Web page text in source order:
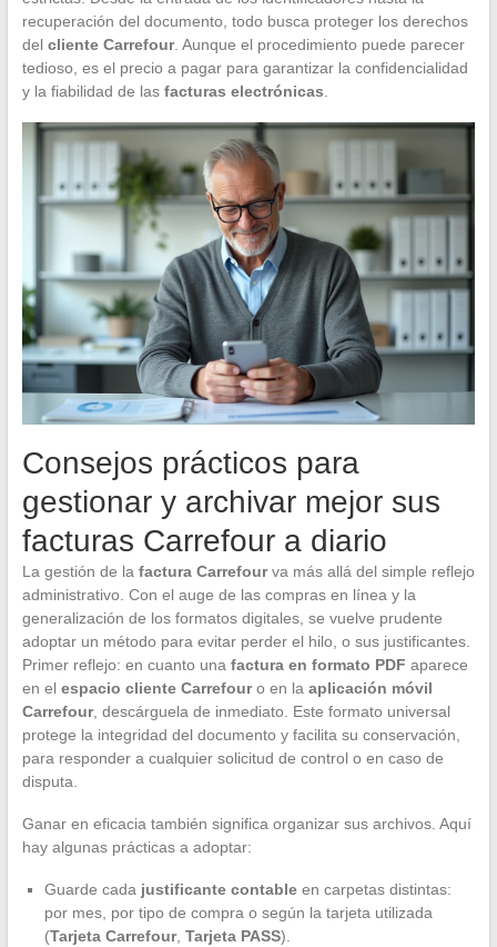
recuperación del documento, todo busca proteger los derechos
del cliente Carrefour. Aunque el procedimiento puede parecer
tedioso, es el precio a pagar para garantizar la confidencialidad
y la fiabilidad de las facturas electrónicas
Consejos prácticos para
gestionar y archivar mejor sus
facturas Carrefour a diario
La gestión de la factura Carrefourva más allá del simple reflejo
administrativo. Con el auge de las compras en línea y la
generalización de los formatos digitales, se vuelve prudente
adoptar un método para evitar perder el hilo, o sus justificantes.
Primer reflejo: en cuanto una factura en formato PDF aparece
en el espacio cliente Carrefouro en la aplicación móvil
Carrefour, descárguela de inmediato. Este formato universal
protege la integridad del documento y facilita su conservación,
para responder a cualquier solicitud de control o en caso de
disputa.
Ganar en eficacia también significa organizar sus archivos. Aquí
hay algunas prácticas a adoptar:
Guarde cada justificante contableen carpetas distintas:
por mes, por tipo de compra o según la tarjeta utilizada
(Tarjeta Carrefour, Tarjeta PASS).